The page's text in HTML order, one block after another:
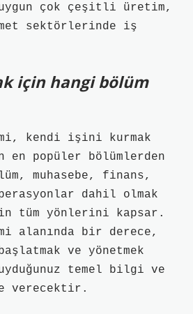
çok çeşitli üretim,
sektörlerinde iş
için hangi bölüm
kendi işini kurmak
popüler bölümlerden
muhasebe, finans,
dahil olmak
tüm yönlerini kapsar.
alanında bir derece,
ve yönetmek
temel bilgi ve
verecektir.